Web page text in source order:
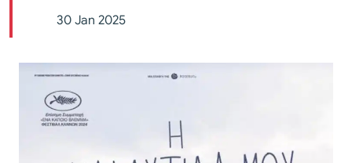
30 Jan 2025